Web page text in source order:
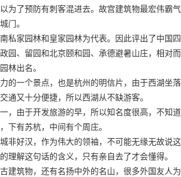
为了预防有刺客混进去。故宫建筑物最宏伟霸气
门。
私家园林和皇家园林为代表。因此评出了中国四
园、留园和北京颐和园、承德避暑山庄，相对而
林出名。
的一个景点，也是杭州的明信片，由于西湖坐落
通又十分便捷，所以西湖从不缺游客。
，由于开发旅游的早，所以知名度很高，不知道
下有苏杭，中间有个周庄。
非好汉，作为伟大的领袖，不可能无缘无故说这
理解这句话的含义，只有亲自去了才会懂得。
建筑物，还有名扬中外的名山，很多外国友人为